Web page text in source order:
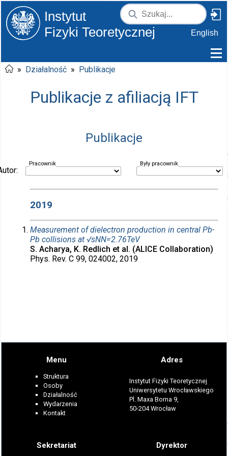
Instytut
Fizyki Teoretycznej
English
» Działalność » Publikacje
Publikacje z afiliacją IFT
Publikacje
Pracownik Były pracownik
2019
Measurement of dielectron production in central Pb-
Pb collisions at √sNN=2.76TeV
S. Acharya, K. Redlich et al. (ALICE Collaboration)
Phys. Rev. C 99, 024002, 2019
Menu
Struktura
Osoby
Działalność
Wydarzenia
Kontakt
Adres
Instytut Fizyki Teoretycznej
Uniwersytetu Wrocławskiego
Pl. Maxa Borna 9,
50-204 Wrocław
Sekretariat Dyrektor